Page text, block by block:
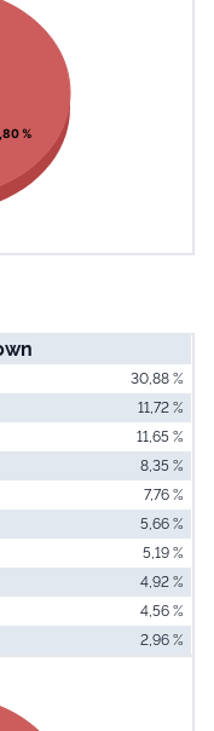
%
30,88 %
11,72 %
11,65 %
8,35 %
7,76 %
5,66 %
5,19 %
4,92 %
4,56 %
2,96 %